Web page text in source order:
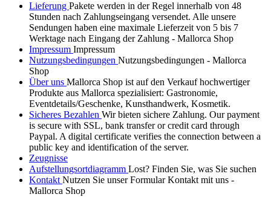
Lieferung Pakete werden in der Regel innerhalb von 48
Stunden nach Zahlungseingang versendet. Alle unsere
Sendungen haben eine maximale Lieferzeit von 5 bis 7
Werktage nach Eingang der Zahlung - Mallorca Shop
Impressum Impressum
Nutzungsbedingungen Nutzungsbedingungen - Mallorca
Shop
Über uns Mallorca Shop ist auf den Verkauf hochwertiger
Produkte aus Mallorca spezialisiert: Gastronomie,
Eventdetails/Geschenke, Kunsthandwerk, Kosmetik.
Sicheres Bezahlen Wir bieten sichere Zahlung. Our payment
is secure with SSL, bank transfer or credit card through
Paypal. A digital certificate verifies the connection between a
public key and identification of the server.
Zeugnisse
Aufstellungsortdiagramm Lost? Finden Sie, was Sie suchen
Kontakt Nutzen Sie unser Formular Kontakt mit uns -
Mallorca Shop